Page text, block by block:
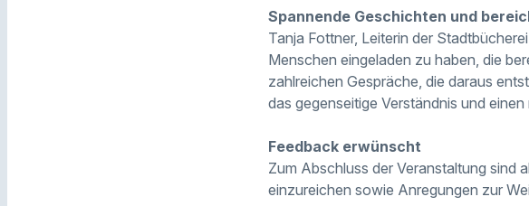
Spannende Geschichten und
Tanja Fottner, Leiterin der
Menschen eingeladen zu haben, die
zahlreichen Gespräche, die daraus
das gegenseitige Verständnis und
Feedback erwünscht
Zum Abschluss der Veranstaltung sind
einzureichen sowie Anregungen zur